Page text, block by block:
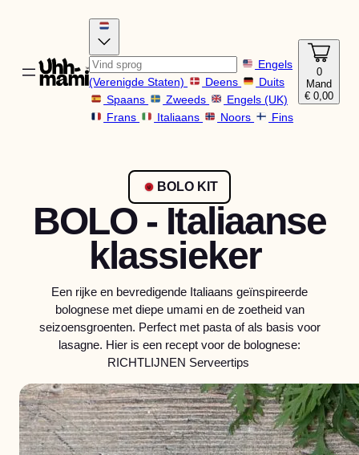
Engels
(Verenigde Staten)
Deens
Duits
Spaans
Zweeds
Engels (UK)
Frans
Italiaans Noors Fins
0
Mand
€ 0,00
BOLO KIT
BOLO - Italiaanse
klassieker
Een rijke en bevredigende Italiaans geïnspireerde
bolognese met diepe umami en de zoetheid van
seizoensgroenten. Perfect met pasta of als basis voor
lasagne. Hier is een recept voor de bolognese:
RICHTLIJNEN Serveertips